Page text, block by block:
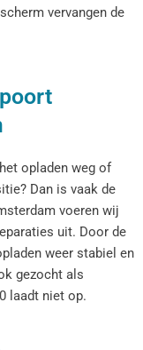
vervangen de
opladen weg of
Dan is vaak de
voeren wij
uit. Door de
weer stabiel en
gezocht als
laadt niet op.